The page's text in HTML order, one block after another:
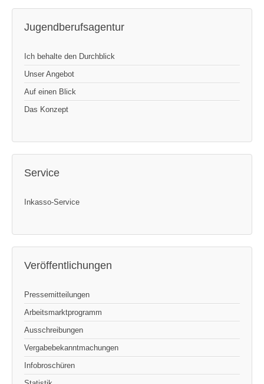
Jugendberufsagentur
Ich behalte den Durchblick
Unser Angebot
Auf einen Blick
Das Konzept
Service
Inkasso-Service
Veröffentlichungen
Pressemitteilungen
Arbeitsmarktprogramm
Ausschreibungen
Vergabebekanntmachungen
Infobroschüren